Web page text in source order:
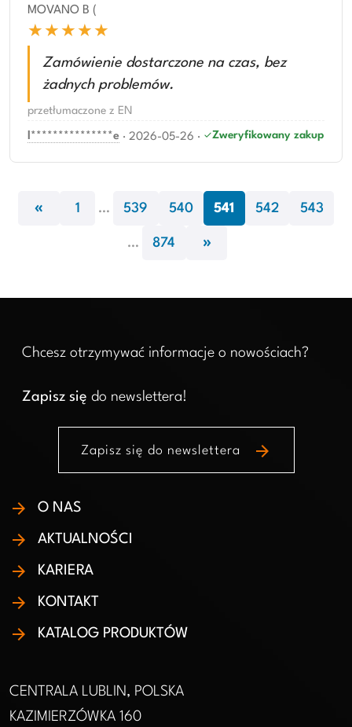
MOVANO B (
★★★★★
Zamówienie dostarczone na czas, bez
żadnych problemów.
przetłumaczone z EN
l***************e · 2026-05-26 · Zweryfikowany zakup
« 1 … 539 540 541 542 543
… 874 »
Chcesz otrzymywać informacje o nowościach?
Zapisz się do newslettera!
Zapisz się do newslettera arrow_forward
O NAS
AKTUALNOŚCI
KARIERA
KONTAKT
KATALOG PRODUKTÓW
CENTRALA LUBLIN, POLSKA
KAZIMIERZÓWKA 160